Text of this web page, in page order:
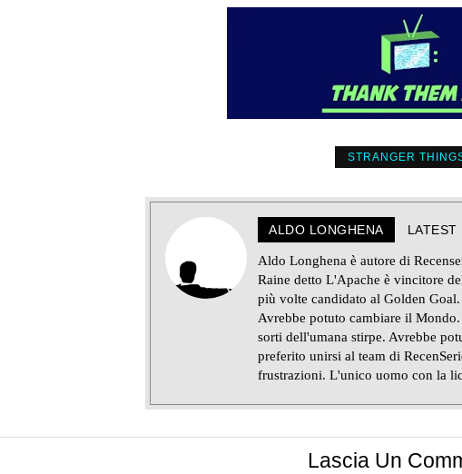
STRANGER
ALDO LONGHENA LATEST
Aldo Longhena è autore di
Raine detto L'Apache è vincitore
più volte candidato al Golden Goal.
Avrebbe potuto cambiare il
sorti dell'umana stirpe. Avrebbe
preferito unirsi al team di
frustrazioni. L'unico uomo con la
Lascia Un